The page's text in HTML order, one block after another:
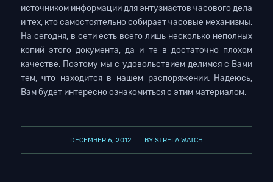
источником информации для энтузиастов часового дела
и тех, кто самостоятельно собирает часовые механизмы.
На сегодня, в сети есть всего лишь несколько неполных
копий этого документа, да и те в достаточно плохом
качестве. Поэтому мы с удовольствием делимся с Вами
тем, что находится в нашем распоряжении. Надеюсь,
Вам будет интересно ознакомиться с этим материалом.
DECEMBER 6, 2012
/ BY STRELA WATCH